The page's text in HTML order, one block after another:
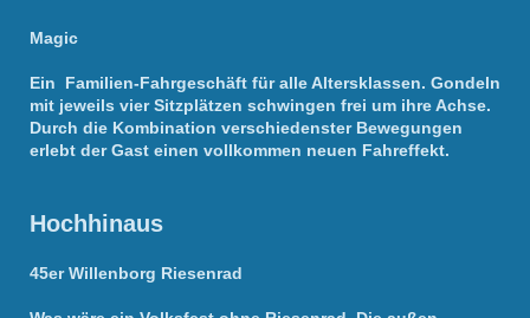
Magic
Ein Familien-Fahrgeschäft für alle Altersklassen. Gondeln
mit jeweils vier Sitzplätzen schwingen frei um ihre Achse.
Durch die Kombination verschiedenster Bewegungen
erlebt der Gast einen vollkommen neuen Fahreffekt.
Hochhinaus
45er Willenborg Riesenrad